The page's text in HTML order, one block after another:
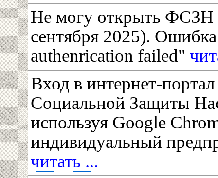
Не могу открыть ФСЗН
сентября 2025).
authenrication failed"
Вход в интернет-
Социальной Защиты
используя Google
индивидуальный
читать ...